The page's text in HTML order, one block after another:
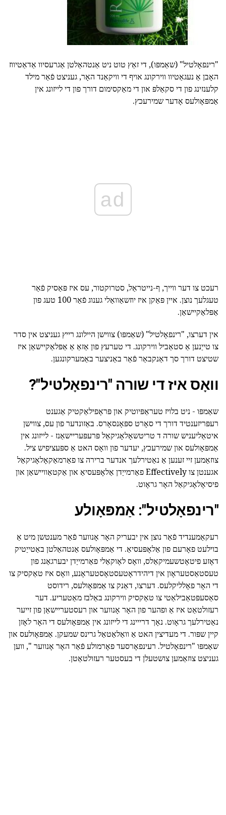
"רינפאָלטיל" (שאַמפּו), די זאַץ טוט ניט אַנטהאַלטן אַגרעסיוו אַדאַטיווז
האָבן אַ נעגאַטיוו ווירקונג אויף די וויקאַנד האָר, געניצט פֿאַר מילד
קלענזינג פון די סקאַלפּ און די מאַקסימום דורך פון די לייזונג אין
אַמפּאָולעס אָדער שמירעכץ.
ad
רעכט צו דער ווייך, ף-נייטראַל, סטרוקטור, עס איז פּאַסיק פֿאַר
טעגלעך נוצן. איין פּאַקן איז יוזשאַוואַלי גענוג פֿאַר 100 טעג פון
אַפּלאַקיישאַן.
אין דערצו, "רינפאָלטיל" (שאַמפּו) צווישן היילונג רייץ געניצט אין סדר
צו טייַנען אַ סטאַביל ווירקונג. די טערעץ פון אַזאַ אַ אַפּלאַקיישאַן איז
שטיצט דורך סך דאַנקבאַר פֿאַר באַניצער באַמערקונגען.
וואָס איז די שורה "רינפאָלטיל"?
שאַמפּו - ניט בלויז טעראַפּיוטיק און פּראָפילאַקטיק אַגענט
רעפּריזענטיד דורך די סאָרט ספּאָנסאָרס. באַזונדער פון עס, צווישן
איטאַליעניש שורה ד טריטשאָלאָגיקאַל פּרעפּעריישאַנז - לייזונג אין
אַמפּאָולעס און שמירעכץ, יעדער פון וואָס האט אַ ספּעציפיש ציל.
צוזאַמען זיי זענען אַ נאַטירלעך אנדער ברירה צו פאַרמאַקאָלאָגיקאַל
אגענטן צו Effectively פאַרמייַדן אַלאָפּעסיאַ און אַקטאַוויישאַן און
פיסיאָלאָגיקאַל האָר גראָוט.
"רינפאָלטיל": אַמפּאָולע
רעקאַמענדיד פֿאַר נוצן אין יבעריק האָר אָנווער פֿאַר מענטשן מיט אַ
בוילעט פאָרעם פון אַלאָפּעסיאַ. די אַמפּאָולעס אַנטהאַלטן באַטייַטיק
דאָזע פיטאָטשעמיקאַלס, וואָס לאָוקאַלי פאַרמייַדן יבערגאַנג פון
טעסטאַסטעראָון אין דיהידראָטעסטאָסטעראָנע, וואָס איז טאַקסיק צו
די האָר פאָלליקלעס. דערצו, דאַנק צו אַמפּאָולעס, רידוסט
סאַסעפּטאַבילאַטי צו טאַקסיק ווירקונג באַלבז מאַטעריע. דער
רעזולטאַט איז אַ ופהער פון האָר אָנווער און רעסטעריישאַן פון זייער
נאַטירלעך גראָוט. נאָך דרייינג די לייזונג אין אַמפּאָולעס די האָר לאָזן
קיין שפּור. די מעדיצין האט אַ וואַלאַטאַל גרינס שמעקן. אַמפּאָולעס און
שאַמפּו "רינפאָלטיל. רעינפאָרסעד פאָרמולע פֿאַר האָר אָנווער ", ווען
געניצט צוזאַמען צושטעלן די בעסטער רעזולטאַטן.